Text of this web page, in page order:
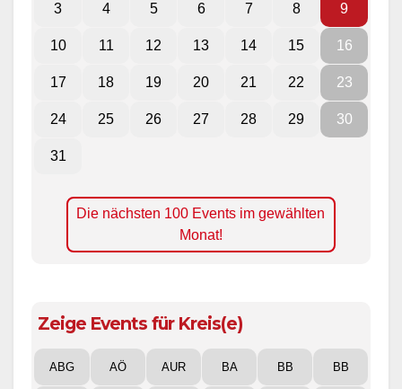
3 4 5 6 7 8 9
10 11 12 13 14 15 16
17 18 19 20 21 22 23
24 25 26 27 28 29 30
31
Die nächsten 100 Events im gewählten
Monat!
Zeige Events für Kreis(e)
ABG AÖ AUR BA BB BB